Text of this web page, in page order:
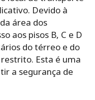
Devido à
área dos
aos pisos B, C e D
do térreo e do
Esta é uma
a segurança de